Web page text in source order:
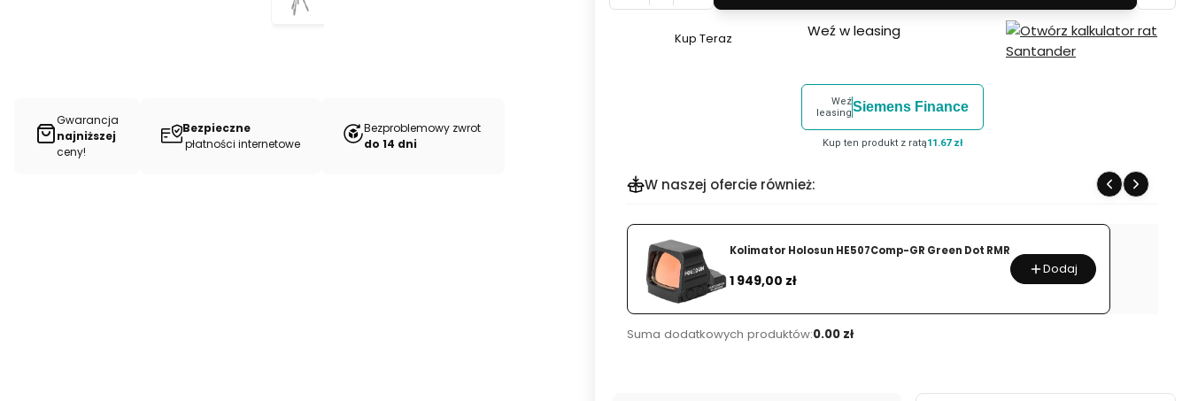
Gwarancja
najniższej
ceny!
Bezpieczne
płatności internetowe
Bezproblemowy zwrot
do 14 dni
Szybki
Befree
Live
MKBFRLA4BK-
3W
Kup Teraz Weź w leasing
Weź
leasingSiemens Finance
Kup ten produkt z ratą11.67 zł
W naszej ofercie również:
Kolimator Holosun HE507Comp-GR Green Dot RMR
Cena
1 949,00 zł
Dodaj
Suma dodatkowych produktów:0.00 zł